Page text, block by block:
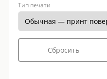
Тип печати
Сбросить